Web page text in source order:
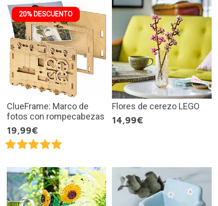
20% DESCUENTO
ClueFrame: Marco de
fotos con rompecabezas
19,99€
Flores de cerezo LEGO
14,99€